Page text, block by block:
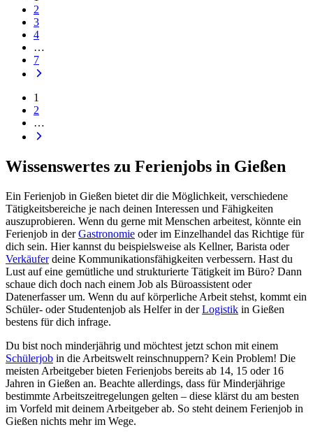
2
3
4
…
7
1
2
…
Wissenswertes zu Ferienjobs in Gießen
Ein Ferienjob in Gießen bietet dir die Möglichkeit, verschiedene
Tätigkeitsbereiche je nach deinen Interessen und Fähigkeiten
auszuprobieren. Wenn du gerne mit Menschen arbeitest, könnte ein
Ferienjob in derGastronomie oder im Einzelhandel das Richtige für
dich sein. Hier kannst du beispielsweise als Kellner, Barista oder
Verkäuferdeine Kommunikationsfähigkeiten verbessern. Hast du
Lust auf eine gemütliche und strukturierte Tätigkeit im Büro? Dann
schaue dich doch nach einem Job als Büroassistent oder
Datenerfasser um. Wenn du auf körperliche Arbeit stehst, kommt ein
Schüler- oder Studentenjob als Helfer in derLogistik in Gießen
bestens für dich infrage.
Du bist noch minderjährig und möchtest jetzt schon mit einem
Schülerjob in die Arbeitswelt reinschnuppern? Kein Problem! Die
meisten Arbeitgeber bieten Ferienjobs bereits ab 14, 15 oder 16
Jahren in Gießen an. Beachte allerdings, dass für Minderjährige
bestimmte Arbeitszeitregelungen gelten – diese klärst du am besten
im Vorfeld mit deinem Arbeitgeber ab. So steht deinem Ferienjob in
Gießen nichts mehr im Wege.